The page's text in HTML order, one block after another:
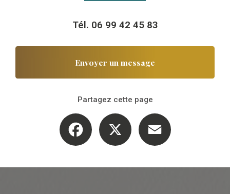
Tél. 06 99 42 45 83
Envoyer un message
Partagez cette page
Facebook